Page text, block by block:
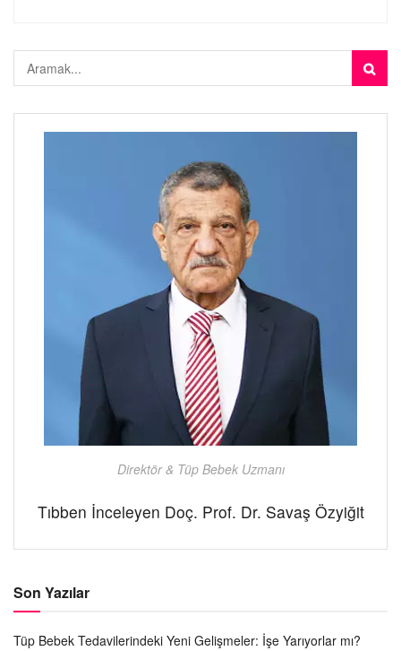
Direktör & Tüp Bebek Uzmanı
Tıbben İnceleyen Doç. Prof. Dr. Savaş Özyiğit
Son Yazılar
Tüp Bebek Tedavilerindeki Yeni Gelişmeler: İşe Yarıyorlar mı?